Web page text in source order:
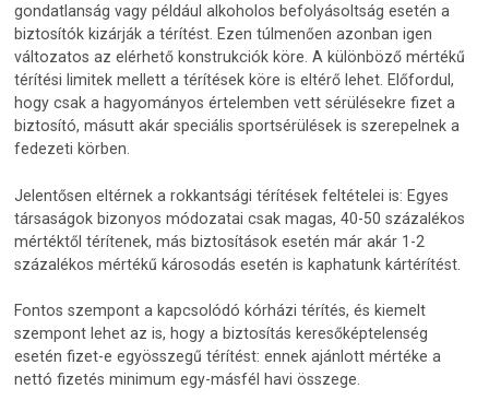
gondatlanság vagy például alkoholos befolyásoltság esetén a
biztosítók kizárják a térítést. Ezen túlmenően azonban igen
változatos az elérhető konstrukciók köre. A különböző mértékű
térítési limitek mellett a térítések köre is eltérő lehet. Előfordul,
hogy csak a hagyományos értelemben vett sérülésekre fizet a
biztosító, másutt akár speciális sportsérülések is szerepelnek a
fedezeti körben.
Jelentősen eltérnek a rokkantsági térítések feltételei is: Egyes
társaságok bizonyos módozatai csak magas, 40-50 százalékos
mértéktől térítenek, más biztosítások esetén már akár 1-2
százalékos mértékű károsodás esetén is kaphatunk kártérítést.
Fontos szempont a kapcsolódó kórházi térítés, és kiemelt
szempont lehet az is, hogy a biztosítás keresőképtelenség
esetén fizet-e egyösszegű térítést: ennek ajánlott mértéke a
nettó fizetés minimum egy-másfél havi összege.